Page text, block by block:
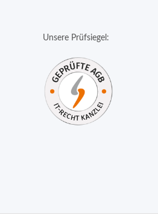
Unsere Prüfsiegel: